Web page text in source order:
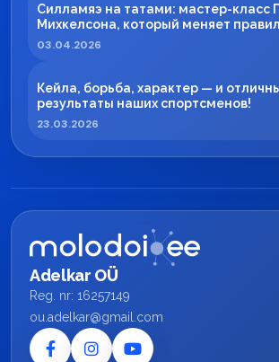
Силламяэ на татами: мастер-класс
Михкелсона, который меняет
регионе
03.04.2026
Кейла, борьба, характер — и
результаты наших спортсменов!
23.03.2026
Adelkar OÜ
Reg. nr: 16257149
ou.adelkar@gmail.com